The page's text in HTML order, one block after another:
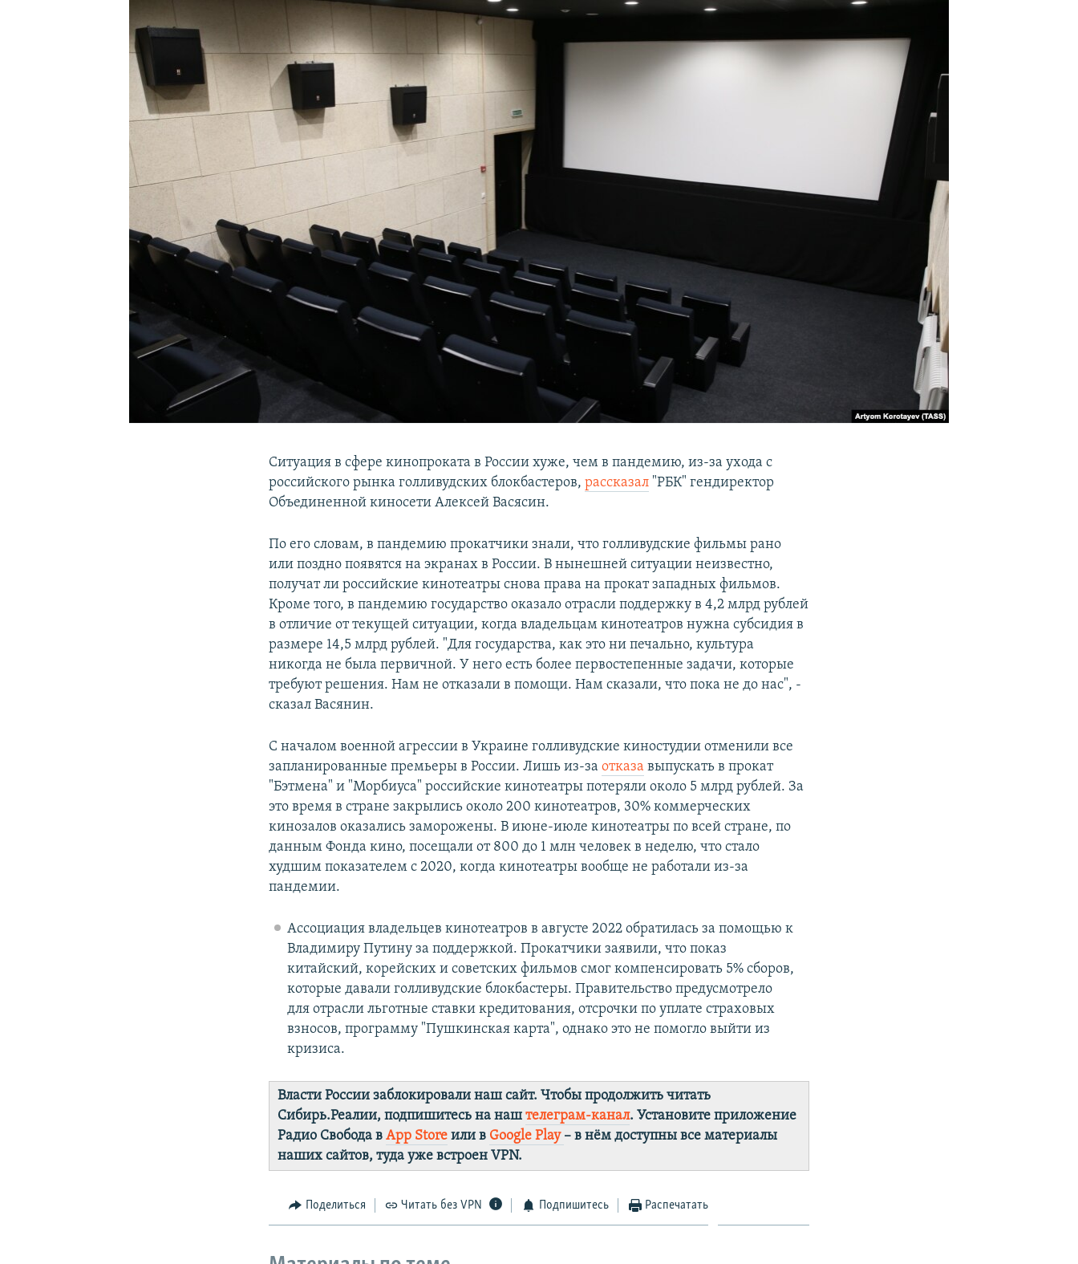
ПОДПИШИТЕСЬ НА РАССЫЛКУ
Ситуация в сфере кинопроката в России хуже, чем в пандемию, из-за ухода с
российского рынка голливудских блокбастеров,рассказал "РБК" гендиректор
Объединенной киносети Алексей Васясин.
По его словам, в пандемию прокатчики знали, что голливудские фильмы рано
или поздно появятся на экранах в России. В нынешней ситуации неизвестно,
получат ли российские кинотеатры снова права на прокат западных фильмов.
Кроме того, в пандемию государство оказало отрасли поддержку в 4,2 млрд рублей
в отличие от текущей ситуации, когда владельцам кинотеатров нужна субсидия в
размере 14,5 млрд рублей. "Для государства, как это ни печально, культура
никогда не была первичной. У него есть более первостепенные задачи, которые
требуют решения. Нам не отказали в помощи. Нам сказали, что пока не до нас", -
сказал Васянин.
С началом военной агрессии в Украине голливудские киностудии отменили все
запланированные премьеры в России. Лишь из-заотказа выпускать в прокат
"Бэтмена" и "Морбиуса" российские кинотеатры потеряли около 5 млрд рублей. За
это время в стране закрылись около 200 кинотеатров, 30% коммерческих
кинозалов оказались заморожены. В июне-июле кинотеатры по всей стране, по
данным Фонда кино, посещали от 800 до 1 млн человек в неделю, что стало
худшим показателем с 2020, когда кинотеатры вообще не работали из-за
пандемии.
Ассоциация владельцев кинотеатров в августе 2022 обратилась за помощью к
Владимиру Путину за поддержкой. Прокатчики заявили, что показ
китайский, корейских и советских фильмов смог компенсировать 5% сборов,
которые давали голливудские блокбастеры. Правительство предусмотрело
для отрасли льготные ставки кредитования, отсрочки по уплате страховых
взносов, программу "Пушкинская карта", однако это не помогло выйти из
кризиса.
Власти России заблокировали наш сайт. Чтобы продолжить читать
Сибирь.Реалии, подпишитесь на наштелеграм-канал. Установите приложение
Радио Свобода вApp Store или в Google Play – в нём доступны все материалы
наших сайтов, туда уже встроен VPN.
Поделиться Читать без VPN Подпишитесь Распечатать